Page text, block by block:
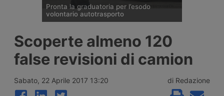
Pronta la graduatoria per l’esodo
volontario autotrasporto
degli Autotrasportatori ha pubblicato
l’elenco delle 133 imprese monoveicolari
ammesse agli incentivi da 15mila euro per
l’uscita volontaria dal mercato, nell’ambito
per il 2026.
Scoperte almeno 120
false revisioni di camion
Sabato, 22 Aprile 2017 13:20 di Redazione